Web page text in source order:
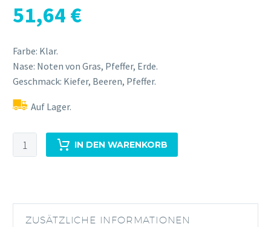
51,64 €
Farbe: Klar.
Nase: Noten von Gras, Pfeffer, Erde.
Geschmack: Kiefer, Beeren, Pfeffer.
Auf Lager.
Kozue
Japanese
IN DEN WARENKORB
ZUSÄTZLICHE INFORMATIONEN